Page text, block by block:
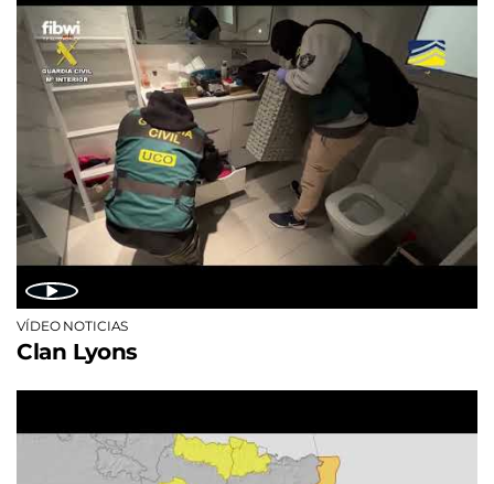
VÍDEO NOTICIAS
Clan Lyons